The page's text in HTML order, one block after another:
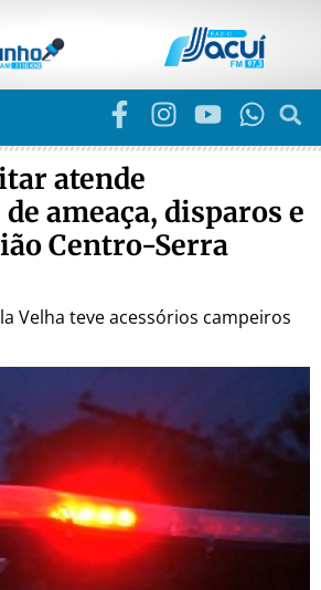
atende
ameaça, disparos e
Centro-Serra
Velha teve acessórios campeiros